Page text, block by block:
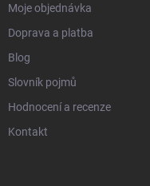
Moje objednávka
Doprava a platba
Blog
Slovník pojmů
Hodnocení a recenze
Kontakt